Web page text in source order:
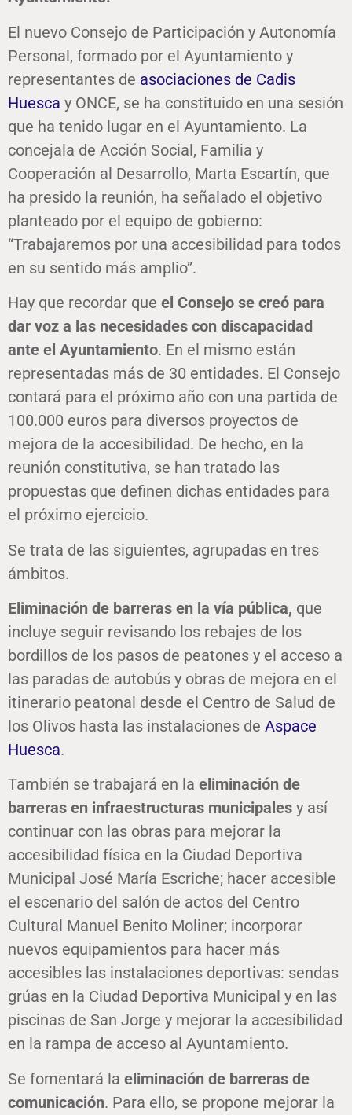
El nuevo Consejo de Participación y Autonomía
Personal, formado por el Ayuntamiento y
representantes de asociaciones de Cadis
Huesca y ONCE, se ha constituido en una sesión
que ha tenido lugar en el Ayuntamiento. La
concejala de Acción Social, Familia y
Cooperación al Desarrollo, Marta Escartín, que
ha presido la reunión, ha señalado el objetivo
planteado por el equipo de gobierno:
“Trabajaremos por una accesibilidad para todos
en su sentido más amplio”.
Hay que recordar que el Consejo se creó para
dar voz a las necesidades con discapacidad
ante el Ayuntamiento. En el mismo están
representadas más de 30 entidades. El Consejo
contará para el próximo año con una partida de
100.000 euros para diversos proyectos de
mejora de la accesibilidad. De hecho, en la
reunión constitutiva, se han tratado las
propuestas que definen dichas entidades para
el próximo ejercicio.
Se trata de las siguientes, agrupadas en tres
ámbitos.
Eliminación de barreras en la vía pública, que
incluye seguir revisando los rebajes de los
bordillos de los pasos de peatones y el acceso a
las paradas de autobús y obras de mejora en el
itinerario peatonal desde el Centro de Salud de
los Olivos hasta las instalaciones de Aspace
Huesca.
También se trabajará en la eliminación de
barreras en infraestructuras municipales y así
continuar con las obras para mejorar la
accesibilidad física en la Ciudad Deportiva
Municipal José María Escriche; hacer accesible
el escenario del salón de actos del Centro
Cultural Manuel Benito Moliner; incorporar
nuevos equipamientos para hacer más
accesibles las instalaciones deportivas: sendas
grúas en la Ciudad Deportiva Municipal y en las
piscinas de San Jorge y mejorar la accesibilidad
en la rampa de acceso al Ayuntamiento.
Se fomentará la eliminación de barreras de
comunicación. Para ello, se propone mejorar la